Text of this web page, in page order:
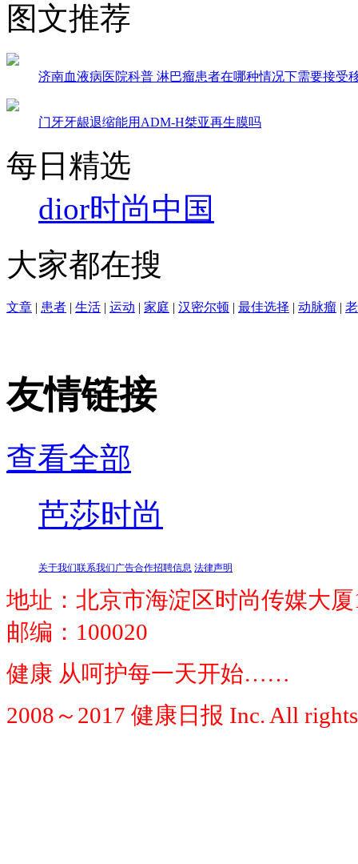
图文推荐
济南血液病医院科普 淋巴瘤患者在哪种情况下需要接受
门牙牙龈退缩能用ADM-H桀亚再生膜吗
每日精选
dior时尚中国
大家都在搜
文章 | 患者 | 生活 | 运动 | 家庭 | 汉密尔顿 | 最佳选择 | 动脉瘤 |
友情链接
查看全部
芭莎时尚
关于我们联系我们广告合作招聘信息 法律声明
地址：北京市海淀区时尚传媒大厦
邮编：100020
健康 从呵护每一天开始……
2008～2017 健康日报 Inc. All